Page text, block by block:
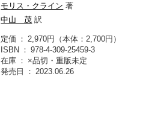
モリス・クライン 著
中山 茂 訳
定価
2,970円（本体：2,700円）
ISBN
978-4-309-25459-3
在庫
×品切・重版未定
発売日
2023.06.26